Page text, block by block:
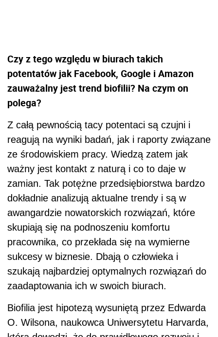
Czy z tego względu w biurach takich
potentatów jak Facebook, Google i Amazon
zauważalny jest trend biofilii? Na czym on
polega?
Z całą pewnością tacy potentaci są czujni i
reagują na wyniki badań, jak i raporty związane
ze środowiskiem pracy. Wiedzą zatem jak
ważny jest kontakt z naturą i co to daje w
zamian. Tak potężne przedsiębiorstwa bardzo
dokładnie analizują aktualne trendy i są w
awangardzie nowatorskich rozwiązań, które
skupiają się na podnoszeniu komfortu
pracownika, co przekłada się na wymierne
sukcesy w biznesie. Dbają o człowieka i
szukają najbardziej optymalnych rozwiązań do
zaadaptowania ich w swoich biurach.
Biofilia jest hipotezą wysuniętą przez Edwarda
O. Wilsona, naukowca Uniwersytetu Harvarda,